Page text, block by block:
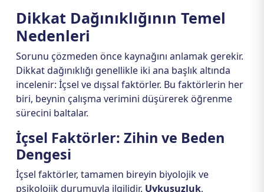
Dikkat Dağınıklığının Temel
Nedenleri
Sorunu çözmeden önce kaynağını anlamak gerekir.
Dikkat dağınıklığı genellikle iki ana başlık altında
incelenir: İçsel ve dışsal faktörler. Bu faktörlerin her
biri, beynin çalışma verimini düşürerek öğrenme
sürecini baltalar.
İçsel Faktörler: Zihin ve Beden
Dengesi
İçsel faktörler, tamamen bireyin biyolojik ve
psikolojik durumuyla ilgilidir. Uykusuzluk,